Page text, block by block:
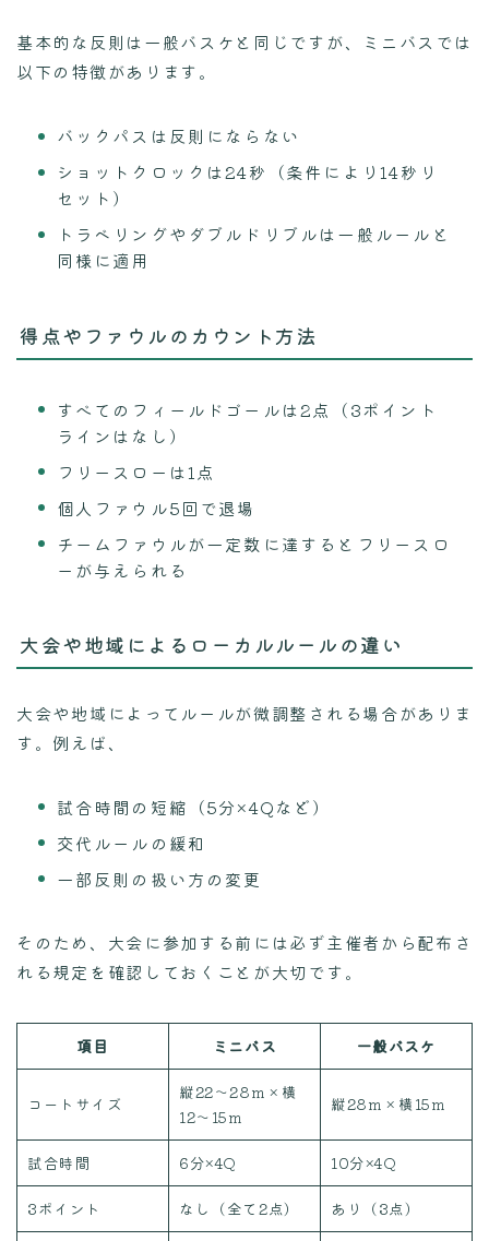
基本的な反則は一般バスケと同じですが、ミニバスでは
以下の特徴があります。
バックパスは反則にならない
ショットクロックは24秒（条件により14秒リ
セット）
トラベリングやダブルドリブルは一般ルールと
同様に適用
得点やファウルのカウント方法
すべてのフィールドゴールは2点（3ポイント
ラインはなし）
フリースローは1点
個人ファウル5回で退場
チームファウルが一定数に達するとフリースロ
ーが与えられる
大会や地域によるローカルルールの違い
大会や地域によってルールが微調整される場合がありま
す。例えば、
試合時間の短縮（5分×4Qなど）
交代ルールの緩和
一部反則の扱い方の変更
そのため、大会に参加する前には必ず主催者から配布さ
れる規定を確認しておくことが大切です。
項目 ミニバス 一般バスケ
コートサイズ
縦22〜28m × 横
12〜15m
縦28m × 横15m
試合時間 6分×4Q 10分×4Q
3ポイント なし（全て2点） あり（3点）